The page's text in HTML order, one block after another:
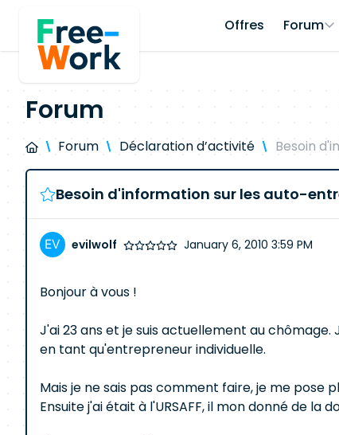
Offres Forum
Forum
Forum Déclaration d’activité Besoin
Besoin d'information sur les auto-
evilwolf January 6, 2010 3:59 PM
Bonjour à vous !
J'ai 23 ans et je suis actuellement au
en tant qu'entrepreneur individuelle.
Mais je ne sais pas comment faire, je me pose
Ensuite j'ai était à l'URSAFF, il mon donné de